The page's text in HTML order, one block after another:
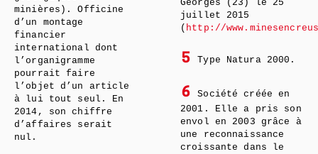
minières). Officine
d’un montage
financier
international dont
l’organigramme
pourrait faire
l’objet d’un article
à lui tout seul. En
2014, son chiffre
d’affaires serait
nul.
Georges (23) le 25
juillet 2015
( http://
5 Type Natura 2000.
6
Société créée en
2001. Elle a pris son
envol en 2003 grâce à
une reconnaissance
croissante dans le